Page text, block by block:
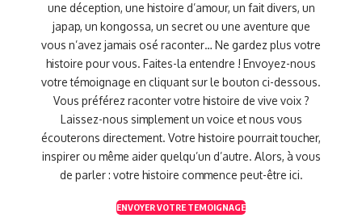
une déception, une histoire d’amour, un fait divers, un
japap, un kongossa, un secret ou une aventure que
vous n’avez jamais osé raconter… Ne gardez plus votre
histoire pour vous. Faites-la entendre ! Envoyez-nous
votre témoignage en cliquant sur le bouton ci-dessous.
Vous préférez raconter votre histoire de vive voix ?
Laissez-nous simplement un voice et nous vous
écouterons directement. Votre histoire pourrait toucher,
inspirer ou même aider quelqu’un d’autre. Alors, à vous
de parler : votre histoire commence peut-être ici.
ENVOYER VOTRE TEMOIGNAGE